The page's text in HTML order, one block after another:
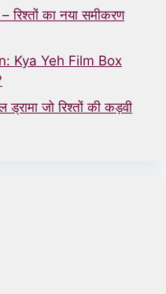
का नया समीकरण
Kya Yeh Film Box
जो रिश्तों की कड़वी